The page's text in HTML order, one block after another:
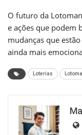
O futuro da
e ações que podem
mudanças que
ainda mais
Loterias